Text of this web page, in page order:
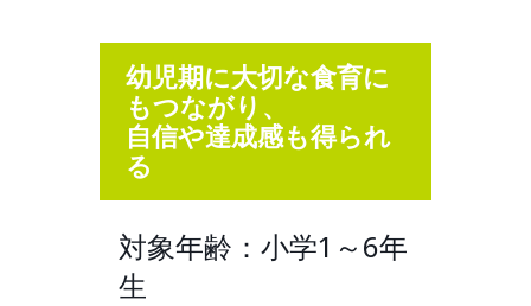
幼児期に大切な食育に
もつながり、
自信や達成感も得られ
る
対象年齢：小学1～6年
生